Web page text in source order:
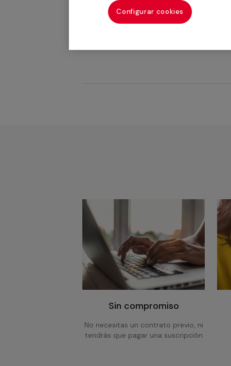
Limpieza de piscinas
Sin compromiso
No necesitas un contrato previo, ni
tendrás que pagar una suscripción
Configurar cookies